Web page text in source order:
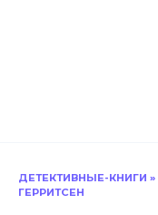
ДЕТЕКТИВНЫЕ-КНИГИ »
ГЕРРИТСЕН